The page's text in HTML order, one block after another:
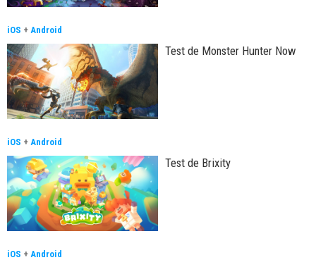
iOS + Android
Test de Monster Hunter Now
iOS + Android
Test de Brixity
iOS + Android